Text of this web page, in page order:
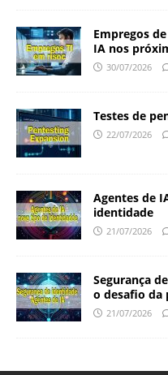
Empregos
IA nos
30/07/2026
Testes de
22/07/2026
Agentes de
identidade
21/07/2026
Segurança
o desafio da
21/07/2026